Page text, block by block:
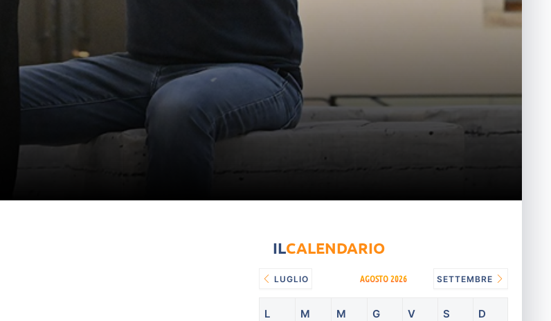
ILCALENDARIO
LUGLIO AGOSTO 2026 SETTEMBRE
L M M G V S D